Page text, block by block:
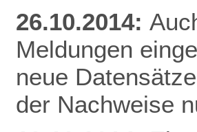
26.10.2014:
Meldungen
neue
der Nachweise